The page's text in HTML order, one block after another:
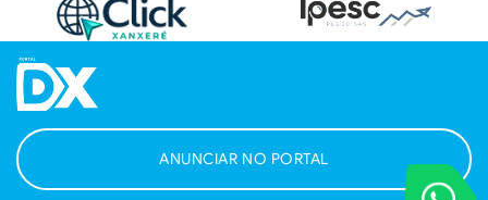
VOCÊ
ANUNCIAR NO PORTAL